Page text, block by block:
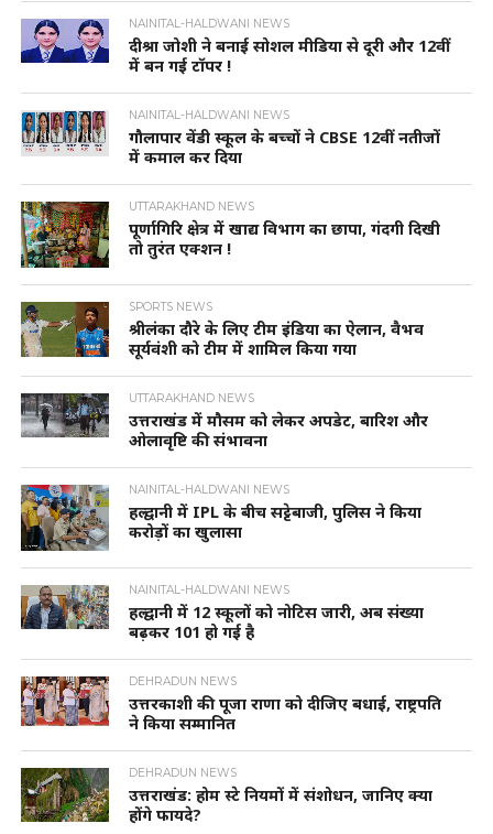
NAINITAL-HALDWANI NEWS
दीश्रा जोशी ने बनाई सोशल मीडिया से दूरी और 12वीं
में बन गई टॉपर !
NAINITAL-HALDWANI NEWS
गौलापार वेंडी स्कूल के बच्चों ने CBSE 12वीं नतीजों
में कमाल कर दिया
UTTARAKHAND NEWS
पूर्णागिरि क्षेत्र में खाद्य विभाग का छापा, गंदगी दिखी
तो तुरंत एक्शन !
SPORTS NEWS
श्रीलंका दौरे के लिए टीम इंडिया का ऐलान, वैभव
सूर्यवंशी को टीम में शामिल किया गया
UTTARAKHAND NEWS
उत्तराखंड में मौसम को लेकर अपडेट, बारिश और
ओलावृष्टि की संभावना
NAINITAL-HALDWANI NEWS
हल्द्वानी में IPL के बीच सट्टेबाजी, पुलिस ने किया
करोड़ों का खुलासा
NAINITAL-HALDWANI NEWS
हल्द्वानी में 12 स्कूलों को नोटिस जारी, अब संख्या
बढ़कर 101 हो गई है
DEHRADUN NEWS
उत्तरकाशी की पूजा राणा को दीजिए बधाई, राष्ट्रपति
ने किया सम्मानित
DEHRADUN NEWS
उत्तराखंड: होम स्टे नियमों में संशोधन, जानिए क्या
होंगे फायदे?